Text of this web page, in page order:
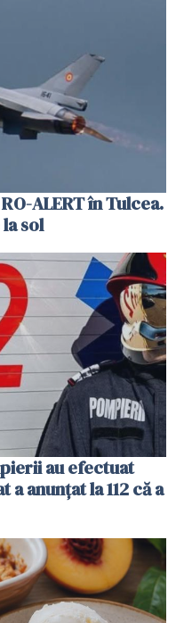
ALERT în Tulcea.
sol
au efectuat
anunțat la 112 că a